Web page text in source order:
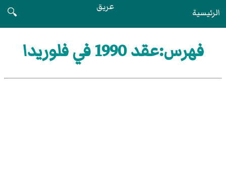
الرئيسية عريق
🔍
فهرس:عقد 1990 في فلوريدا